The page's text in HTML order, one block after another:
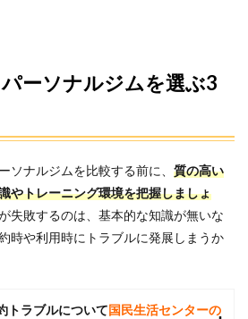
ーソナルジムを選ぶ3
ソナルジムを比較する前に、 質の高い
やトレーニング環境を把握しましょ
失敗するのは、基本的な知識が無いな
時や利用時にトラブルに発展しまうか
トラブルについて国民生活センターの